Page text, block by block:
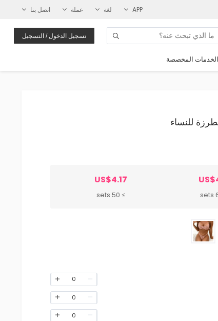
APP لغة عملة اتصل بنا
تسجيل الدخول / التسجيل
الخدمات المخصصة
US$4.17
≥ 50 sets
0
0
0